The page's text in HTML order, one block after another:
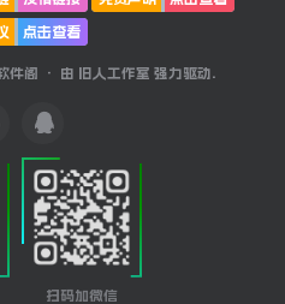
点击查看
件阁 · 由 旧人工作室 强力驱动.
扫码加微信